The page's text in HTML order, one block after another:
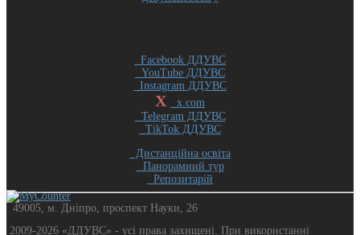
Facebook ДДУВС
YouTube ДДУВС
Instagram ДДУВС
X
x.com
Telegram ДДУВС
TikTok ДДУВС
Дистанційна освіта
Панорамний тур
Репозитарій
49005, м. Дніпро, проспект Науки, 26
2009-2026 «ДДУВС» - усi права захищенi. При використанні